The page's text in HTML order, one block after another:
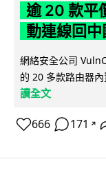
逾 20 款平
動連線回
網絡安全公司
的 20 多款路由器
讀全文
666 171 ↗